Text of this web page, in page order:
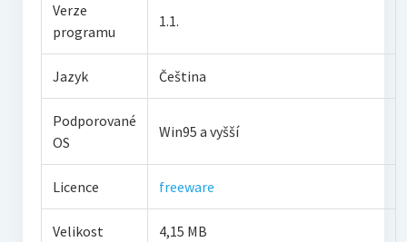
Verze
programu
1.1.
Jazyk Čeština
Podporované
OS
Win95 a vyšší
Licence freeware
Velikost 4,15 MB